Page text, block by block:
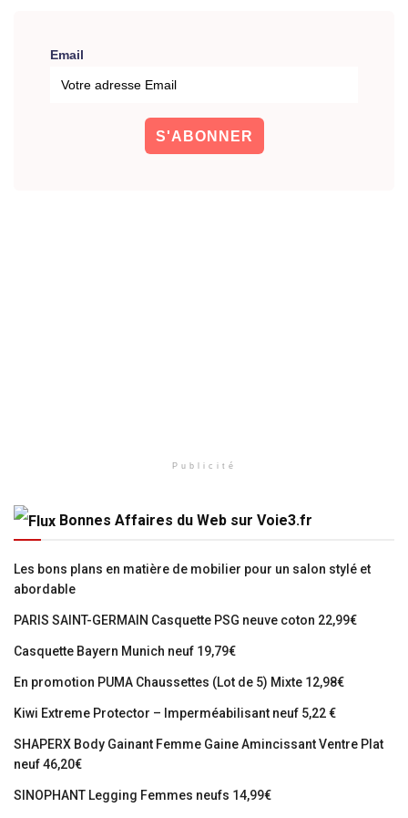
Email
Publicité
Bonnes Affaires du Web sur Voie3.fr
Les bons plans en matière de mobilier pour un salon stylé et
abordable
PARIS SAINT-GERMAIN Casquette PSG neuve coton 22,99€
Casquette Bayern Munich neuf 19,79€
En promotion PUMA Chaussettes (Lot de 5) Mixte 12,98€
Kiwi Extreme Protector – Imperméabilisant neuf 5,22 €
SHAPERX Body Gainant Femme Gaine Amincissant Ventre Plat
neuf 46,20€
SINOPHANT Legging Femmes neufs 14,99€